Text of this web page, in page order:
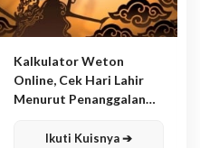
Kalkulator Weton
Online, Cek Hari Lahir
Menurut Penanggalan
Ikuti Kuisnya ➔